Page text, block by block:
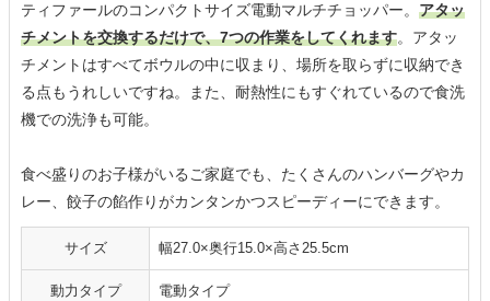
ティファールのコンパクトサイズ電動マルチチョッパー。 アタッ
チメントを交換するだけで、7つの作業をしてくれます。アタッ
チメントはすべてボウルの中に収まり、場所を取らずに収納でき
る点もうれしいですね。また、耐熱性にもすぐれているので食洗
機での洗浄も可能。
食べ盛りのお子様がいるご家庭でも、たくさんのハンバーグやカ
レー、餃子の餡作りがカンタンかつスピーディーにできます。
サイズ 幅27.0×奥行15.0×高さ25.5cm
動力タイプ 電動タイプ